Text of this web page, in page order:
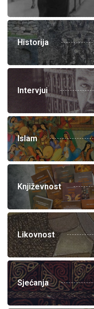
Historija
Intervjui
Islam
Književnost
Likovnost
Sjećanja